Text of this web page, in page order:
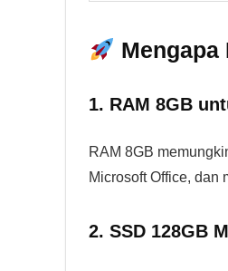
Mengapa
1. RAM 8GB
RAM 8GB
Microsoft Office, dan
2. SSD 128GB